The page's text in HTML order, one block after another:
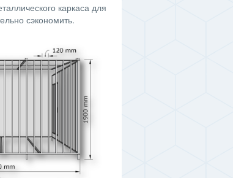
каркаса для
сэкономить.